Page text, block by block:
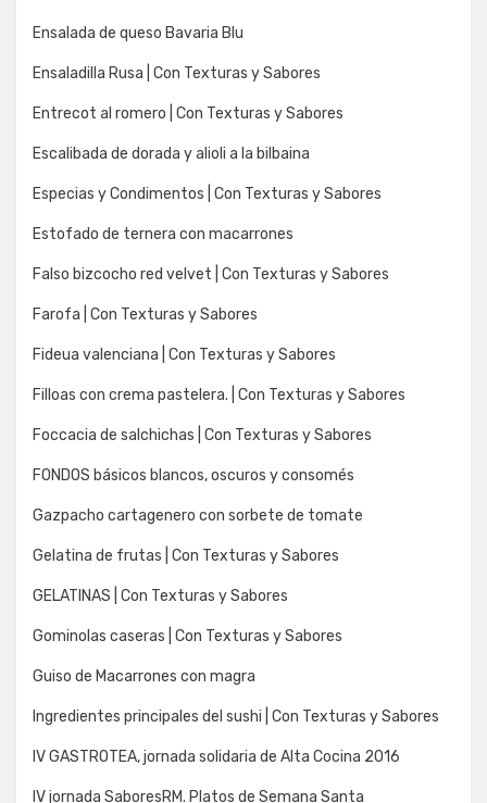
Ensalada de queso Bavaria Blu
Ensaladilla Rusa | Con Texturas y Sabores
Entrecot al romero | Con Texturas y Sabores
Escalibada de dorada y alioli a la bilbaina
Especias y Condimentos | Con Texturas y Sabores
Estofado de ternera con macarrones
Falso bizcocho red velvet | Con Texturas y Sabores
Farofa | Con Texturas y Sabores
Fideua valenciana | Con Texturas y Sabores
Filloas con crema pastelera. | Con Texturas y Sabores
Foccacia de salchichas | Con Texturas y Sabores
FONDOS básicos blancos, oscuros y consomés
Gazpacho cartagenero con sorbete de tomate
Gelatina de frutas | Con Texturas y Sabores
GELATINAS | Con Texturas y Sabores
Gominolas caseras | Con Texturas y Sabores
Guiso de Macarrones con magra
Ingredientes principales del sushi | Con Texturas y Sabores
IV GASTROTEA, jornada solidaria de Alta Cocina 2016
IV jornada SaboresRM. Platos de Semana Santa